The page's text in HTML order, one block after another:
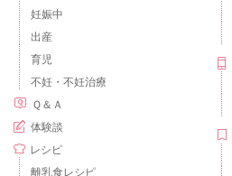
妊娠中
出産
育児
不妊・不妊治療
Ｑ＆Ａ
体験談
レシピ
離乳食レシピ